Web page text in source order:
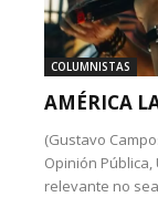
COLUMNISTAS
AMÉRICA
(Gustavo
Opinión
relevante no